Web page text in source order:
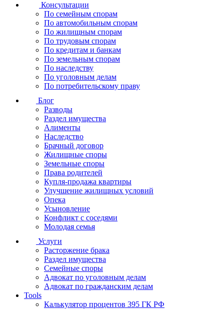
Консультации
По семейным спорам
По автомобильным спорам
По жилищным спорам
По трудовым спорам
По кредитам и банкам
По земельным спорам
По наследству
По уголовным делам
По потребительскому праву
Блог
Разводы
Раздел имущества
Алименты
Наследство
Брачный договор
Жилищные споры
Земельные споры
Права родителей
Купля-продажа квартиры
Улучшение жилищных условий
Опека
Усыновление
Конфликт с соседями
Молодая семья
Услуги
Расторжение брака
Раздел имущества
Семейные споры
Адвокат по уголовным делам
Адвокат по гражданским делам
Tools
Калькулятор процентов 395 ГК РФ